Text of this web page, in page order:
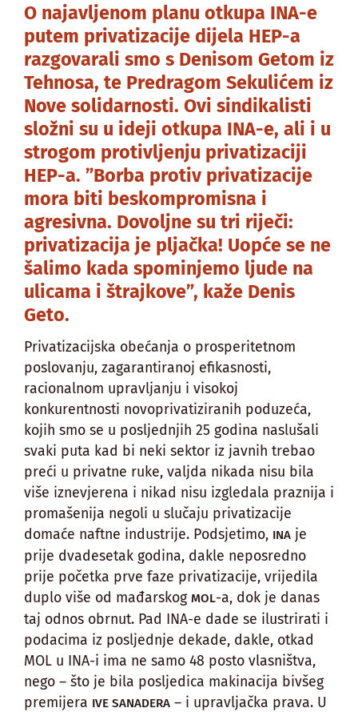
O najavljenom planu otkupa INA-e
putem privatizacije dijela HEP-a
razgovarali smo s Denisom Getom iz
Tehnosa, te Predragom Sekulićem iz
Nove solidarnosti. Ovi sindikalisti
složni su u ideji otkupa INA-e, ali i u
strogom protivljenju privatizaciji
HEP-a. ”Borba protiv privatizacije
mora biti beskompromisna i
agresivna. Dovoljne su tri riječi:
privatizacija je pljačka! Uopće se ne
šalimo kada spominjemo ljude na
ulicama i štrajkove”, kaže Denis
Geto.
Privatizacijska obećanja o prosperitetnom
poslovanju, zagarantiranoj efikasnosti,
racionalnom upravljanju i visokoj
konkurentnosti novoprivatiziranih poduzeća,
kojih smo se u posljednjih 25 godina naslušali
svaki puta kad bi neki sektor iz javnih trebao
preći u privatne ruke, valjda nikada nisu bila
više iznevjerena i nikad nisu izgledala praznija i
promašenija negoli u slučaju privatizacije
domaće naftne industrije. Podsjetimo, INA je
prije dvadesetak godina, dakle neposredno
prije početka prve faze privatizacije, vrijedila
duplo više od mađarskog MOL-a, dok je danas
taj odnos obrnut. Pad INA-e dade se ilustrirati i
podacima iz posljednje dekade, dakle, otkad
MOL u INA-i ima ne samo 48 posto vlasništva,
nego – što je bila posljedica makinacija bivšeg
premijera IVE SANADERA – i upravljačka prava. U